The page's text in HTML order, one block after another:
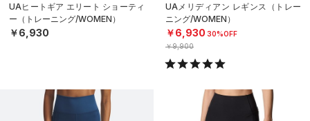
UAヒートギア エリート ショーティ
ー（トレーニング/WOMEN）
￥6,930
UAメリディアン レギンス（トレー
ニング/WOMEN）
￥6,930 30%OFF
￥9,900